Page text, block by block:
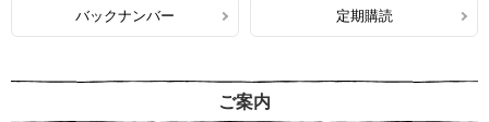
バックナンバー 定期購読
ご案内